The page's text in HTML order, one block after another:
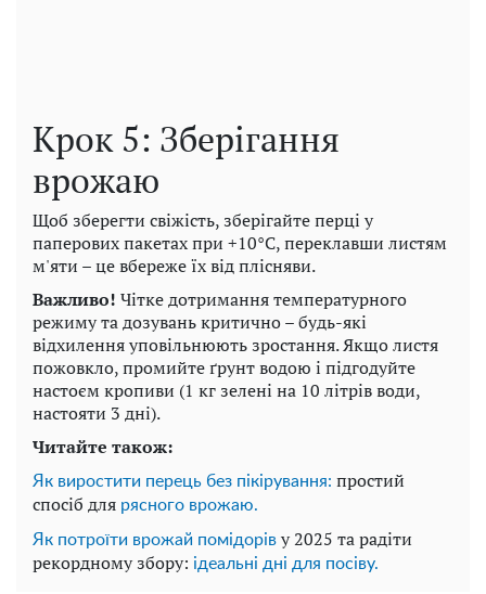
Крок 5: Зберігання
врожаю
Щоб зберегти свіжість, зберігайте перці у
паперових пакетах при +10°C, переклавши листям
м'яти – це вбереже їх від плісняви.
Важливо! Чітке дотримання температурного
режиму та дозувань критично – будь-які
відхилення уповільнюють зростання. Якщо листя
пожовкло, промийте ґрунт водою і підгодуйте
настоєм кропиви (1 кг зелені на 10 літрів води,
настояти 3 дні).
Читайте також:
Як виростити перець без пікірування: простий
спосіб для рясного врожаю.
Як потроїти врожай помідорів у 2025 та радіти
рекордному збору: ідеальні дні для посіву.